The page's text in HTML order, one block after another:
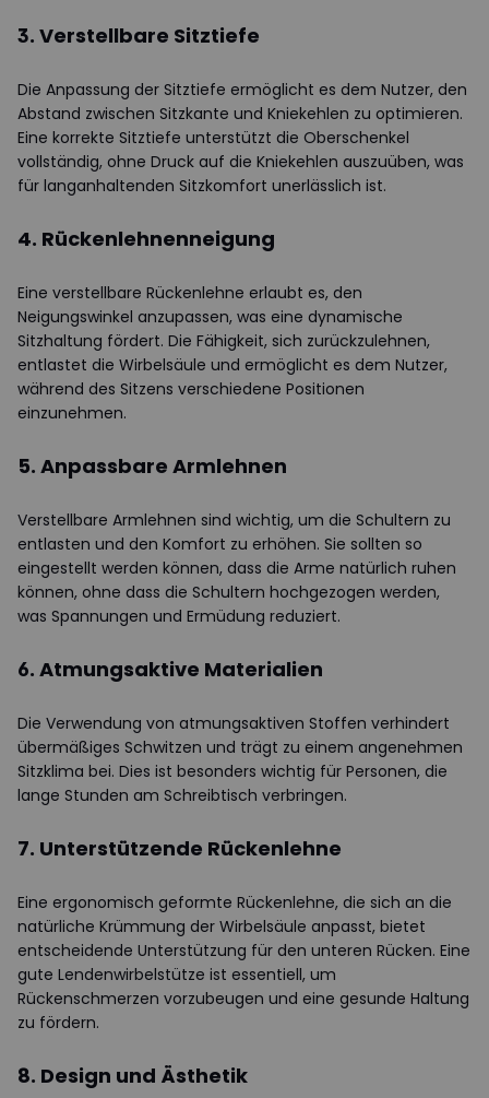
3. Verstellbare Sitztiefe
Die Anpassung der Sitztiefe ermöglicht es dem Nutzer, den
Abstand zwischen Sitzkante und Kniekehlen zu optimieren.
Eine korrekte Sitztiefe unterstützt die Oberschenkel
vollständig, ohne Druck auf die Kniekehlen auszuüben, was
für langanhaltenden Sitzkomfort unerlässlich ist.
4. Rückenlehnenneigung
Eine verstellbare Rückenlehne erlaubt es, den
Neigungswinkel anzupassen, was eine dynamische
Sitzhaltung fördert. Die Fähigkeit, sich zurückzulehnen,
entlastet die Wirbelsäule und ermöglicht es dem Nutzer,
während des Sitzens verschiedene Positionen
einzunehmen.
5. Anpassbare Armlehnen
Verstellbare Armlehnen sind wichtig, um die Schultern zu
entlasten und den Komfort zu erhöhen. Sie sollten so
eingestellt werden können, dass die Arme natürlich ruhen
können, ohne dass die Schultern hochgezogen werden,
was Spannungen und Ermüdung reduziert.
6. Atmungsaktive Materialien
Die Verwendung von atmungsaktiven Stoffen verhindert
übermäßiges Schwitzen und trägt zu einem angenehmen
Sitzklima bei. Dies ist besonders wichtig für Personen, die
lange Stunden am Schreibtisch verbringen.
7. Unterstützende Rückenlehne
Eine ergonomisch geformte Rückenlehne, die sich an die
natürliche Krümmung der Wirbelsäule anpasst, bietet
entscheidende Unterstützung für den unteren Rücken. Eine
gute Lendenwirbelstütze ist essentiell, um
Rückenschmerzen vorzubeugen und eine gesunde Haltung
zu fördern.
8. Design und Ästhetik